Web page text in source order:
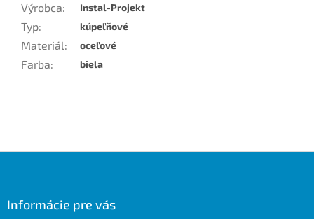
Výrobca: Instal-Projekt
Typ: kúpeľňové
Materiál: oceľové
Farba: biela
Informácie pre vás